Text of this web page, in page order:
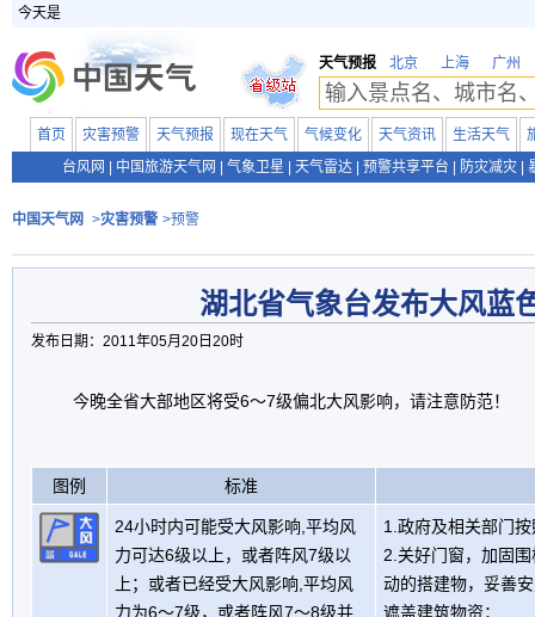
今天是
天气预报 北京 上海 广州
首页 灾害预警 天气预报 现在天气 气候变化 天气资讯 生活天气
台风网
中国旅游天气网 气象卫星 天气雷达 预警共享平台 防灾减灾
中国天气网 >灾害预警 >预警
湖北省气象台发布大风蓝
发布日期：2011年05月20日20时
今晚全省大部地区将受6〜7级偏北大风影响，请注意防范！
图例 标准
24小时内可能受大风影响,平均风
力可达6级以上，或者阵风7级以
上；或者已经受大风影响,平均风
力为6～7级，或者阵风7～8级并
1.政府及相关部门
2.关好门窗，加固
动的搭建物，妥善
遮盖建筑物资；